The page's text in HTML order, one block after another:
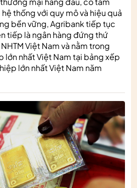
thống với quy mô và hiệu quả
bền vững, Agribank tiếp tục
tiếp là ngân hàng đứng thứ
Việt Nam và nằm trong
lớn nhất Việt Nam tại bảng xếp
lớn nhất Việt Nam năm